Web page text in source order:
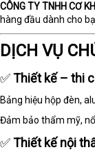
CÔNG TY TNHH CƠ
hàng đầu dành cho
DỊCH VỤ
✅Thiết kế – thi
Bảng hiệu hộp đèn,
Đảm bảo thẩm mỹ,
✅Thiết kế nội